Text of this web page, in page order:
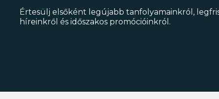
Értesülj elsőként legújabb tanfolyamainkról,
híreinkről és időszakos promócióinkról.